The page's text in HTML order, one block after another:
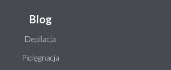
Blog
Depilacja
Pielęgnacja